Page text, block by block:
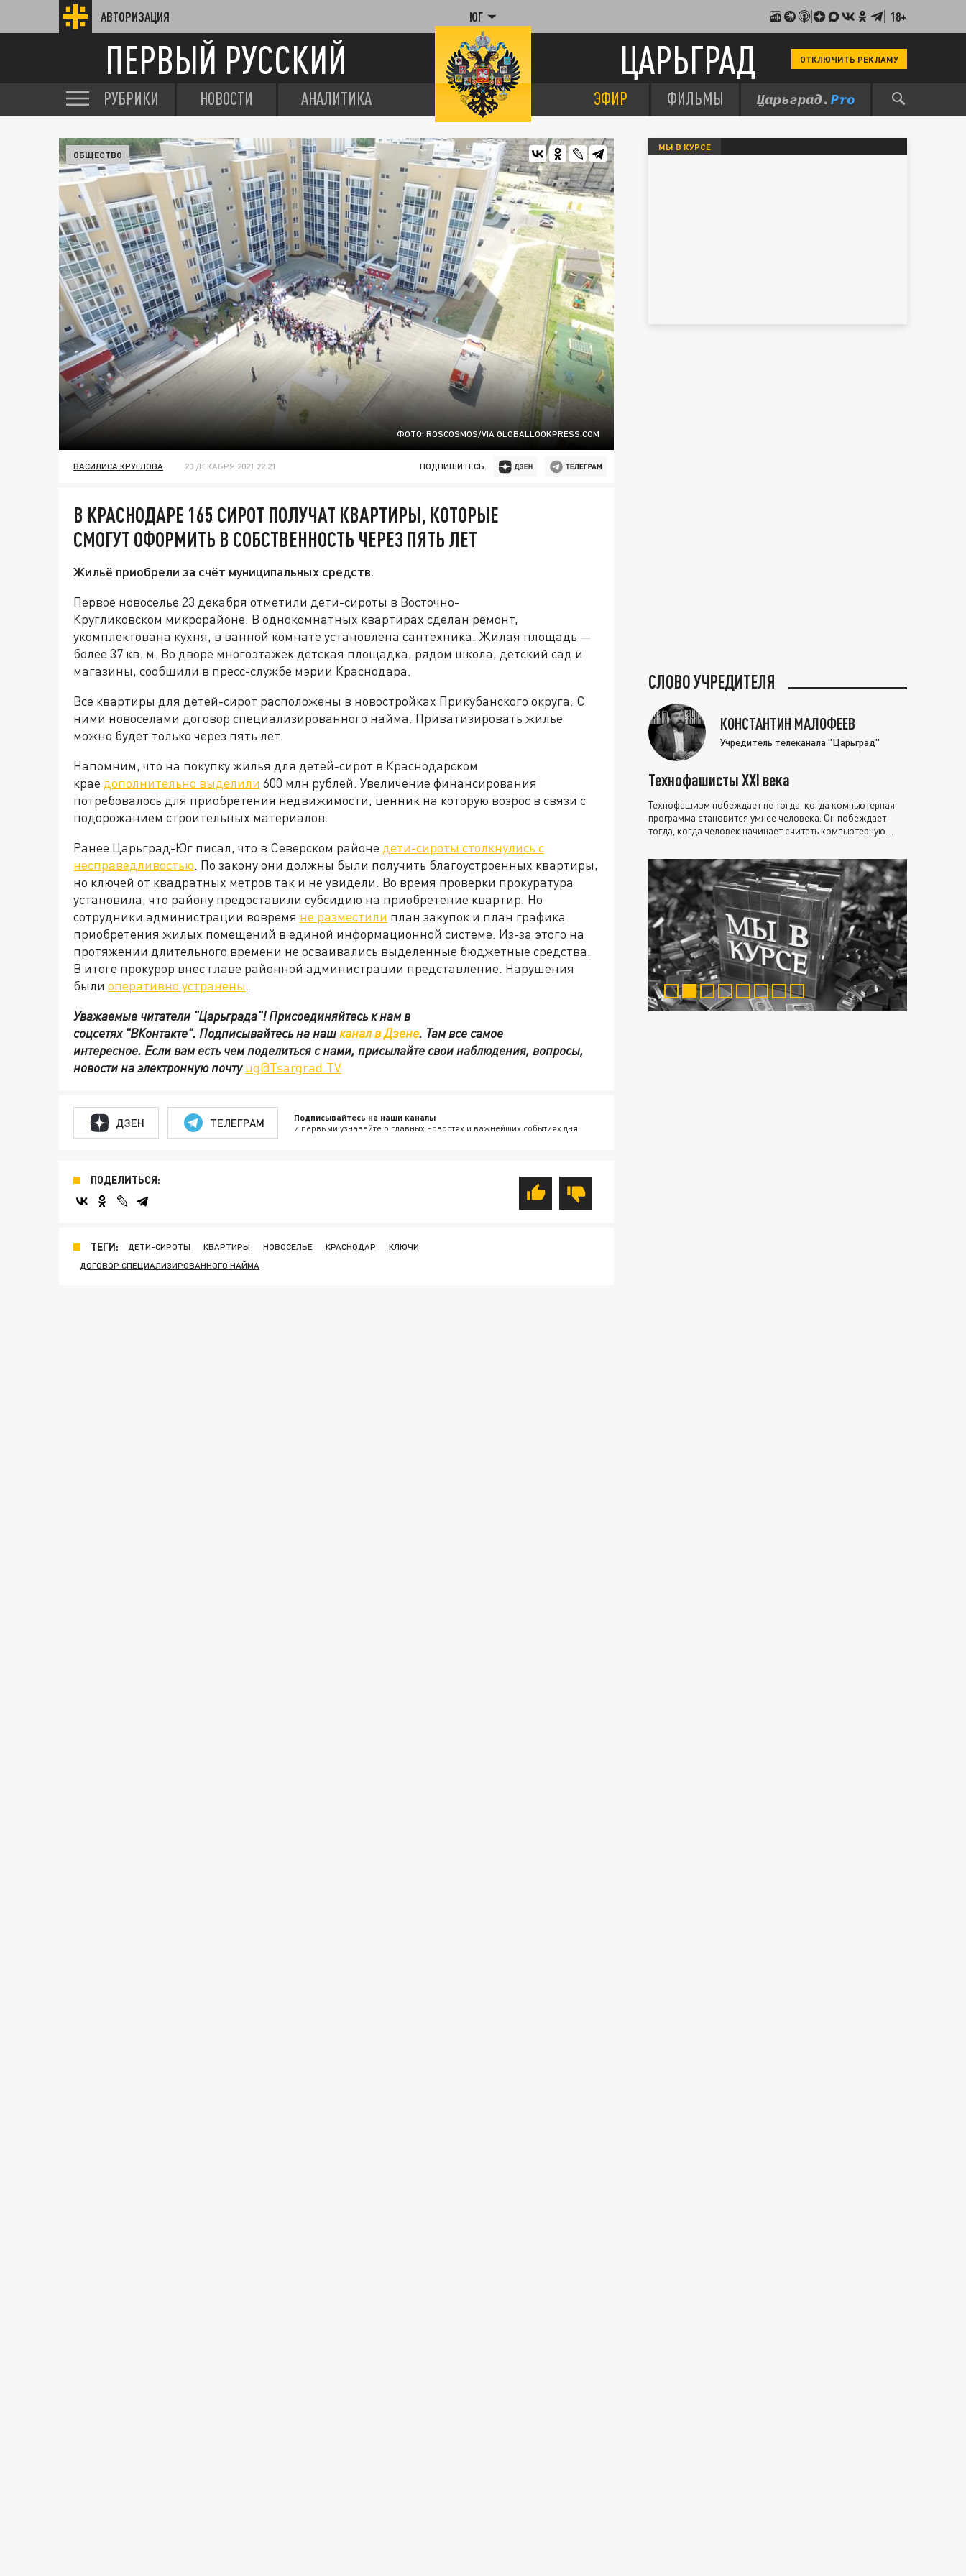
АВТОРИЗАЦИЯ ЮГ 18+
ПЕРВЫЙ РУССКИЙ ЦАРЬГРАД ОТКЛЮЧИТЬ РЕКЛАМУ
РУБРИКИ НОВОСТИ АНАЛИТИКА ЭФИР ФИЛЬМЫ
ФОТО: ROSCOSMOS/VIA GLOBALLOOKPRESS.COM
ОБЩЕСТВО
ВАСИЛИСА КРУГЛОВА 23 ДЕКАБРЯ 2021 22:21 ПОДПИШИТЕСЬ:
В КРАСНОДАРЕ 165 СИРОТ ПОЛУЧАТ КВАРТИРЫ, КОТОРЫЕ
СМОГУТ ОФОРМИТЬ В СОБСТВЕННОСТЬ ЧЕРЕЗ ПЯТЬ ЛЕТ
Жильё приобрели за счёт муниципальных средств.
Первое новоселье 23 декабря отметили дети-сироты в Восточно-
Кругликовском микрорайоне. В однокомнатных квартирах сделан ремонт,
укомплектована кухня, в ванной комнате установлена сантехника. Жилая площадь —
более 37 кв. м. Во дворе многоэтажек детская площадка, рядом школа, детский сад и
магазины, сообщили в пресс-службе мэрии Краснодара.
Все квартиры для детей-сирот расположены в новостройках Прикубанского округа. С
ними новоселами договор специализированного найма. Приватизировать жилье
можно будет только через пять лет.
Напомним, что на покупку жилья для детей-сирот в Краснодарском
крае дополнительно выделили 600 млн рублей. Увеличение финансирования
потребовалось для приобретения недвижимости, ценник на которую возрос в связи с
подорожанием строительных материалов.
Ранее Царьград-Юг писал, что в Северском районе дети-сироты столкнулись с
несправедливостью. По закону они должны были получить благоустроенных квартиры,
но ключей от квадратных метров так и не увидели. Во время проверки прокуратура
установила, что району предоставили субсидию на приобретение квартир. Но
сотрудники администрации вовремя не разместили план закупок и план графика
приобретения жилых помещений в единой информационной системе. Из-за этого на
протяжении длительного времени не осваивались выделенные бюджетные средства.
В итоге прокурор внес главе районной администрации представление. Нарушения
были оперативно устранены.
Уважаемые читатели "Царьграда"!Присоединяйтесь к нам в
соцсетях"ВКонтакте". Подписывайтесь на нашканал в Дзене. Там все самое
интересное. Если вам есть чем поделиться с нами, присылайте свои наблюдения, вопросы,
новости на электронную почтуug@Tsargrad.TV
ДЗЕН ТЕЛЕГРАМ Подписывайтесь на наши каналы
и первыми узнавайте о главных новостях и важнейших событиях дня.
ПОДЕЛИТЬСЯ:
ТЕГИ: ДЕТИ-СИРОТЫ КВАРТИРЫ НОВОСЕЛЬЕ КРАСНОДАР
КЛЮЧИ
ДОГОВОР СПЕЦИАЛИЗИРОВАННОГО НАЙМА
МЫ В КУРСЕ
СЛОВО УЧРЕДИТЕЛЯ
КОНСТАНТИН МАЛОФЕЕВ
Учредитель телеканала "Царьград"
Технофашисты XXI века
Технофашизм побеждает не тогда, когда компьютерная
программа становится умнее человека. Он побеждает
тогда, когда человек начинает считать компьютерную